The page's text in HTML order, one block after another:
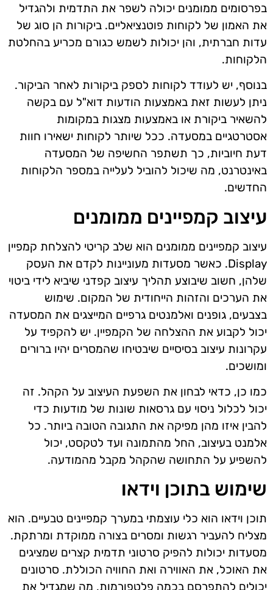
בפרסומים ממומנים יכולה לשפר את התדמית ולהגדיל
את האמון של לקוחות פוטנציאליים. ביקורות הן סוג של
עדות חברתית, והן יכולות לשמש כגורם מכריע בהחלטת
הלקוחות.
בנוסף, יש לעודד לקוחות לספק ביקורות לאחר הביקור.
ניתן לעשות זאת באמצעות הודעות דוא"ל עם בקשה
להשאיר ביקורת או באמצעות מצגות במקומות
אסטרטגיים במסעדה. ככל שיותר לקוחות ישאירו חוות
דעת חיוביות, כך תשתפר החשיפה של המסעדה
באינטרנט, מה שיכול להוביל לעלייה במספר הלקוחות
החדשים.
עיצוב קמפיינים ממומנים
עיצוב קמפיינים ממומנים הוא שלב קריטי להצלחת קמפיין
Display. כאשר מסעדות מעוניינות לקדם את העסק
שלהן, חשוב שיבוצע תהליך עיצוב קפדני שיביא לידי ביטוי
את הערכים והזהות הייחודית של המקום. שימוש
בצבעים, גופנים ואלמנטים גרפיים המייצגים את המסעדה
יכול לקבוע את ההצלחה של הקמפיין. יש להקפיד על
עקרונות עיצוב בסיסיים שיבטיחו שהמסרים יהיו ברורים
ומושכים.
כמו כן, כדאי לבחון את השפעת העיצוב על הקהל. זה
יכול לכלול ניסוי עם גרסאות שונות של מודעות כדי
להבין איזו מהן מפיקה את התגובה הטובה ביותר. כל
אלמנט בעיצוב, החל מהתמונה ועד לטקסט, יכול
להשפיע על התחושה שהקהל מקבל מהמודעה.
שימוש בתוכן וידאו
תוכן וידאו הוא כלי עוצמתי במערך קמפיינים טבעיים. הוא
מצליח להעביר רגשות ומסרים בצורה ממוקדת ומרתקת.
מסעדות יכולות להפיק סרטוני תדמית קצרים שמציגים
את האוכל, את האווירה ואת החוויה הכוללת. סרטונים
יכולים להתפרסם בכמה פלטפורמות, מה שמגדיל את